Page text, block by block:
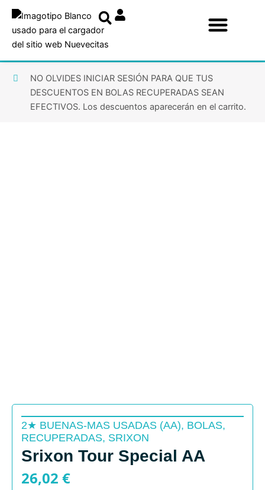
contenido
NO OLVIDES INICIAR SESIÓN PARA QUE TUS
DESCUENTOS EN BOLAS RECUPERADAS SEAN
EFECTIVOS. Los descuentos aparecerán en el carrito.
2★ BUENAS-MAS USADAS (AA), BOLAS,
RECUPERADAS, SRIXON
Srixon Tour Special AA
26,02 €